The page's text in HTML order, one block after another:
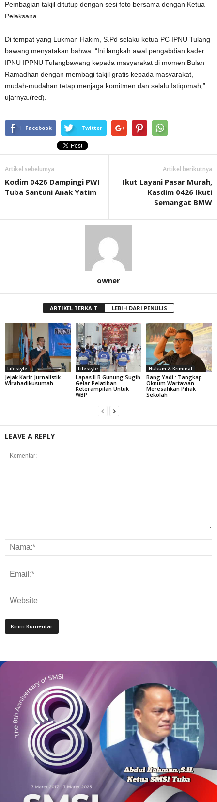
Pembagian takjil ditutup dengan sesi foto bersama dengan Ketua
Pelaksana.
Di tempat yang Lukman Hakim, S.Pd selaku ketua PC IPNU Tulang
bawang menyatakan bahwa: “Ini langkah awal pengabdian kader
IPNU IPPNU Tulangbawang kepada masyarakat di momen Bulan
Ramadhan dengan membagi takjil gratis kepada masyarakat,
mudah-mudahan tetap menjaga komitmen dan selalu Istiqomah,”
ujarnya.(red).
Facebook Twitter
Artikel sebelumya
Kodim 0426 Dampingi PWI
Tuba Santuni Anak Yatim
Artikel berikutnya
Ikut Layani Pasar Murah,
Kasdim 0426 Ikuti
Semangat BMW
owner
ARTIKEL TERKAIT LEBIH DARI PENULIS
Lifestyle
Jejak Karir Jurnalistik
Wirahadikusumah
Lifestyle
Lapas II B Gunung Sugih
Gelar Pelatihan
Keterampilan Untuk
WBP
Hukum & Kriminal
Bang Yadi : Tangkap
Oknum Wartawan
Meresahkan Pihak
Sekolah
LEAVE A REPLY